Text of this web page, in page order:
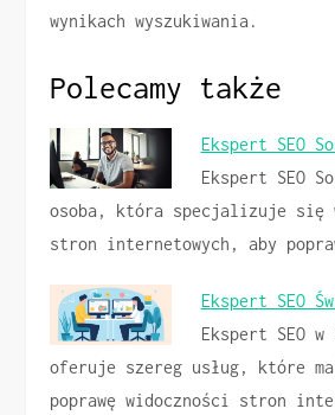
wynikach wyszukiwania.
Polecamy także
Ekspert SEO
Ekspert SEO
osoba, która specjalizuje się
stron internetowych, aby
Ekspert SEO
Ekspert SEO
oferuje szereg usług, które
poprawę widoczności stron